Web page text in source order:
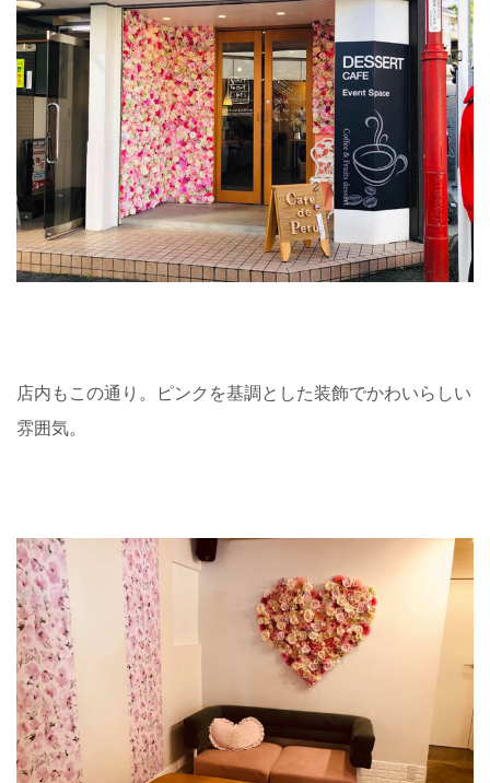
店内もこの通り。ピンクを基調とした装飾でかわいらしい
雰囲気。